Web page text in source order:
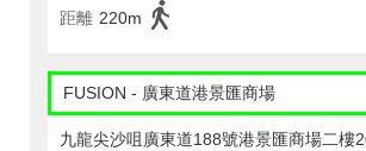
距離 220m
FUSION - 廣東道港景匯商場
九龍尖沙咀廣東道188號港景匯商場二樓